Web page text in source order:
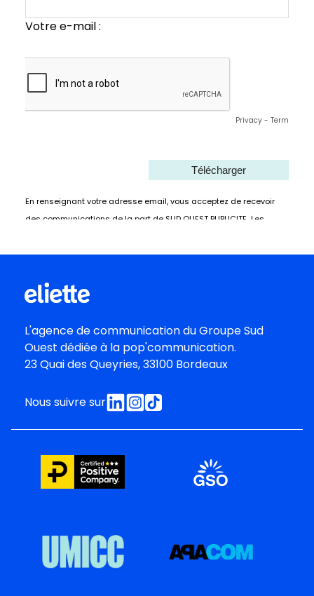
L'agence de communication duGroupe Sud
Ouest dédiée à la pop'communication.
23 Quai des Queyries, 33100 Bordeaux
Nous suivre sur